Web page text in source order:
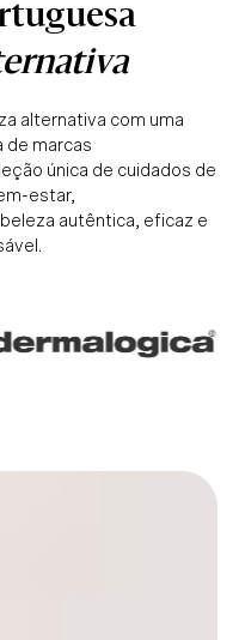
alternativa com uma
de marcas
única de cuidados de
estar,
autêntica, eficaz e